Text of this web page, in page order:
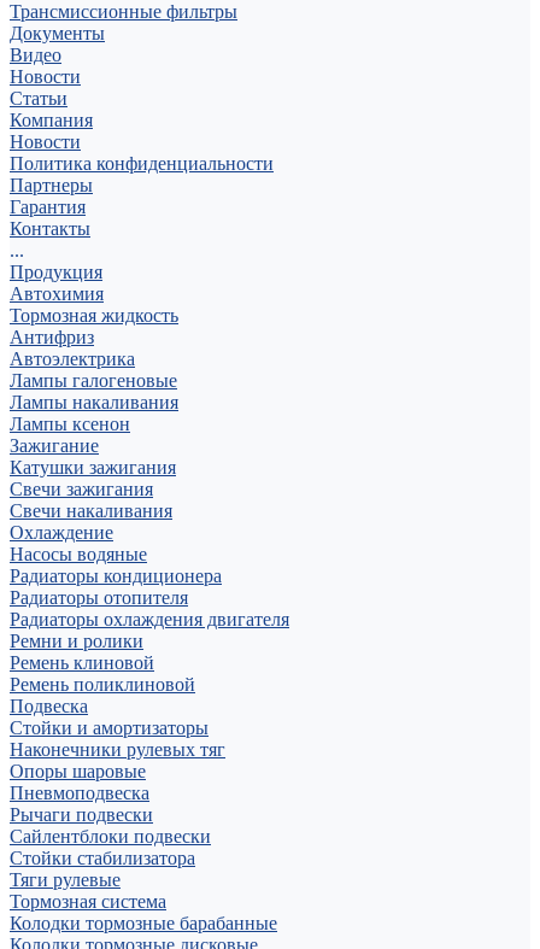
Трансмиссионные фильтры
Документы
Видео
Новости
Статьи
Компания
Новости
Политика конфиденциальности
Партнеры
Гарантия
Контакты
...
Продукция
Автохимия
Тормозная жидкость
Антифриз
Автоэлектрика
Лампы галогеновые
Лампы накаливания
Лампы ксенон
Зажигание
Катушки зажигания
Свечи зажигания
Свечи накаливания
Охлаждение
Насосы водяные
Радиаторы кондиционера
Радиаторы отопителя
Радиаторы охлаждения двигателя
Ремни и ролики
Ремень клиновой
Ремень поликлиновой
Подвеска
Стойки и амортизаторы
Наконечники рулевых тяг
Опоры шаровые
Пневмоподвеска
Рычаги подвески
Сайлентблоки подвески
Стойки стабилизатора
Тяги рулевые
Тормозная система
Колодки тормозные барабанные
Колодки тормозные дисковые